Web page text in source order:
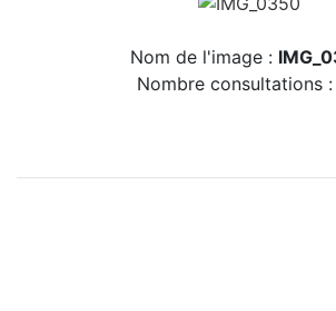
Nom de l'image :
Nombre consultations :